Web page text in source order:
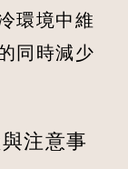
環境中維
同時減少
注意事